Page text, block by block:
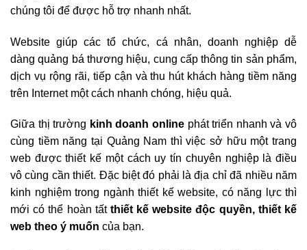
chúng tôi để được hỗ trợ nhanh nhất.
Website giúp các tổ chức, cá nhân, doanh nghiệp dễ
dàng quảng bá thương hiệu, cung cấp thông tin sản phẩm,
dịch vụ rộng rãi, tiếp cận và thu hút khách hàng tiềm năng
trên Internet một cách nhanh chóng, hiệu quả.
Giữa thị trường kinh doanh online phát triển nhanh và vô
cùng tiềm năng tại Quảng Nam thì việc sở hữu một trang
web được thiết kế một cách uy tín chuyên nghiệp là điều
vô cùng cần thiết. Đặc biệt đó phải là địa chỉ đã nhiều năm
kinh nghiệm trong ngành thiết kế website, có năng lực thì
mới có thể hoàn tất thiết kế website độc quyền, thiết kế
web theo ý muốn của bạn.